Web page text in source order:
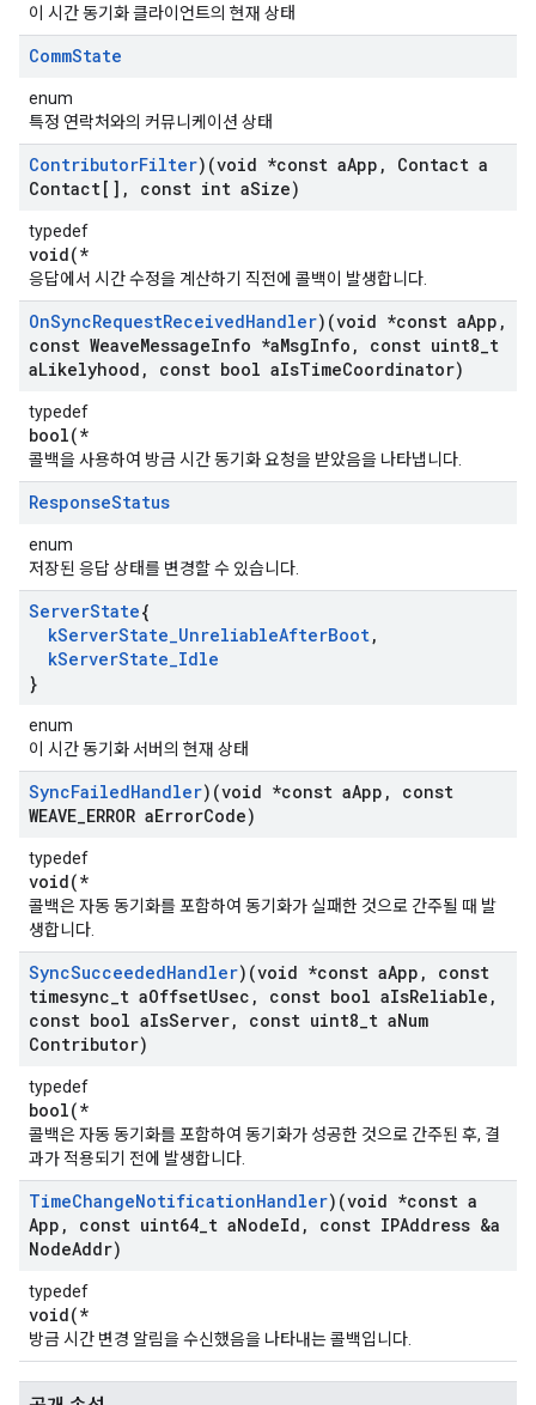
이 시간 동기화 클라이언트의 현재 상태
CommState
enum
특정 연락처와의 커뮤니케이션 상태
ContributorFilter)(void *const aApp ,
Contact a
Contact[] , const int aSize)
typedef
void(*
응답에서 시간 수정을 계산하기 직전에 콜백이 발생합니다.
OnSyncRequestReceivedHandler)(void *const aApp ,
const WeaveMessageInfo *aMsgInfo , const uint8 t
aLikelyhood , const bool aIsTimeCoordinator)
typedef
bool(*
콜백을 사용하여 방금 시간 동기화 요청을 받았음을 나타냅니다.
ResponseStatus
enum
저장된 응답 상태를 변경할 수 있습니다.
ServerState{
kServerState_UnreliableAfterBoot,
kServerState_Idle
}
enum
이 시간 동기화 서버의 현재 상태
SyncFailedHandler)(void *const aApp ,
const
WEAVE ERROR aErrorCode)
typedef
void(*
콜백은 자동 동기화를 포함하여 동기화가 실패한 것으로 간주될 때 발
생합니다.
SyncSucceededHandler)(void *const aApp ,
const
timesync t aOffsetUsec , const bool aIsReliable ,
const bool aIsServer, const uint8 t aNum
Contributor)
typedef
bool(*
콜백은 자동 동기화를 포함하여 동기화가 성공한 것으로 간주된 후, 결
과가 적용되기 전에 발생합니다.
TimeChangeNotificationHandler)(void *const a
App , const uint64 t aNodeId ,
const IPAddress &a
NodeAddr)
typedef
void(*
방금 시간 변경 알림을 수신했음을 나타내는 콜백입니다.